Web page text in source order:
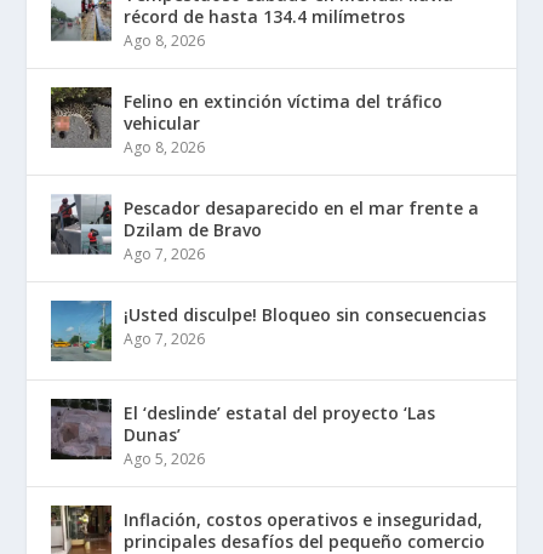
récord de hasta 134.4 milímetros
Ago 8, 2026
Felino en extinción víctima del tráfico
vehicular
Ago 8, 2026
Pescador desaparecido en el mar frente a
Dzilam de Bravo
Ago 7, 2026
¡Usted disculpe! Bloqueo sin consecuencias
Ago 7, 2026
El ‘deslinde’ estatal del proyecto ‘Las
Dunas’
Ago 5, 2026
Inflación, costos operativos e inseguridad,
principales desafíos del pequeño comercio